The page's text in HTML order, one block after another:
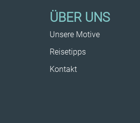
ÜBER UNS
Unsere Motive
Reisetipps
Kontakt